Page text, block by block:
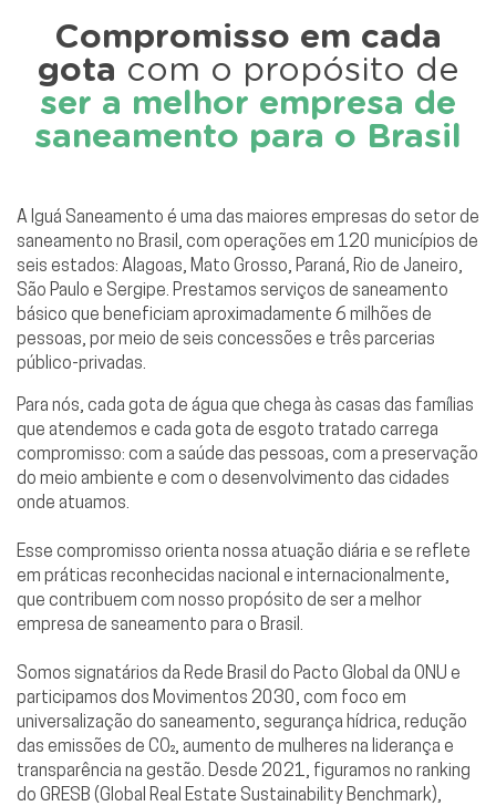
Compromisso em cada
gota com o propósito de
ser a melhor empresa de
saneamento para o Brasil
A Iguá Saneamento é uma das maiores empresas do setor de
saneamento no Brasil, com operações em 120 municípios de
seis estados: Alagoas, Mato Grosso, Paraná, Rio de Janeiro,
São Paulo e Sergipe. Prestamos serviços de saneamento
básico que beneficiam aproximadamente 6 milhões de
pessoas, por meio de seis concessões e três parcerias
público-privadas.
Para nós, cada gota de água que chega às casas das famílias
que atendemos e cada gota de esgoto tratado carrega
compromisso: com a saúde das pessoas, com a preservação
do meio ambiente e com o desenvolvimento das cidades
onde atuamos.
Esse compromisso orienta nossa atuação diária e se reflete
em práticas reconhecidas nacional e internacionalmente,
que contribuem com nosso propósito de ser a melhor
empresa de saneamento para o Brasil.
Somos signatários da Rede Brasil do Pacto Global da ONU e
participamos dos Movimentos 2030, com foco em
universalização do saneamento, segurança hídrica, redução
das emissões de CO₂, aumento de mulheres na liderança e
transparência na gestão. Desde 2021, figuramos no ranking
do GRESB (Global Real Estate Sustainability Benchmark),